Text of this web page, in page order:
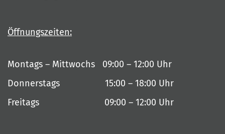
Öffnungszeiten:
Montags – Mittwochs 09:00 – 12:00 Uhr
Donnerstags 15:00 – 18:00 Uhr
Freitags 09:00 – 12:00 Uhr